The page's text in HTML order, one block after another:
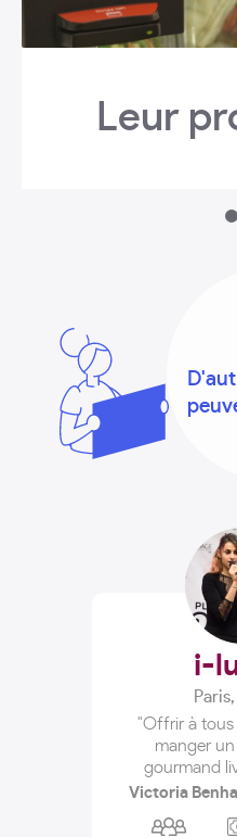
Leur
1
i-
Paris,
"Offrir à tous
manger
gourmand
Victoria